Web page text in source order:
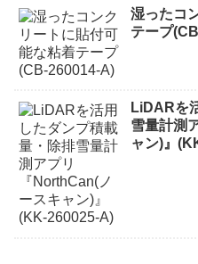
湿ったコ
テープ
LiDARを
雪量計測
ャン)』